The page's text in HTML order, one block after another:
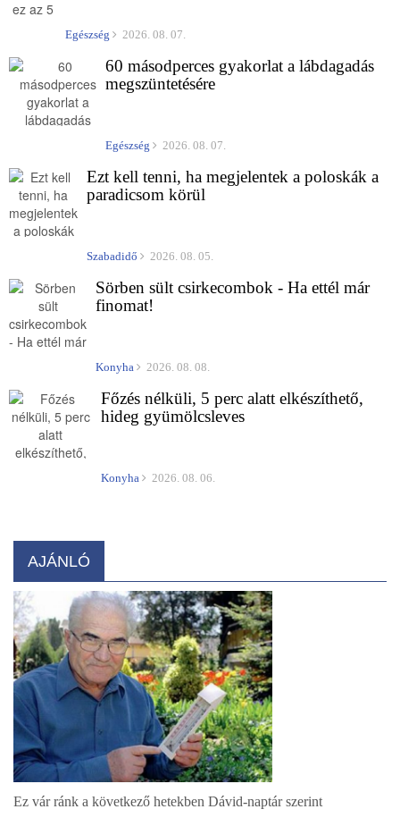
Egészség 2026. 08. 07.
60 másodperces gyakorlat a lábdagadás
megszüntetésére
Egészség 2026. 08. 07.
Ezt kell tenni, ha megjelentek a poloskák a
paradicsom körül
Szabadidő 2026. 08. 05.
Sörben sült csirkecombok - Ha ettél már
finomat!
Konyha 2026. 08. 08.
Főzés nélküli, 5 perc alatt elkészíthető,
hideg gyümölcsleves
Konyha 2026. 08. 06.
AJÁNLÓ
Ez vár ránk a következő hetekben Dávid-naptár szerint